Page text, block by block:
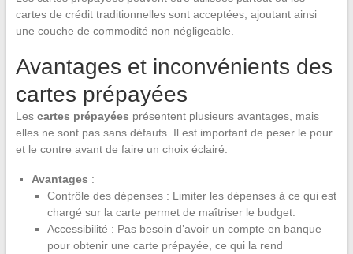
cartes de crédit traditionnelles sont acceptées, ajoutant ainsi
une couche de commodité non négligeable.
Avantages et inconvénients des
cartes prépayées
Les cartes prépayées présentent plusieurs avantages, mais
elles ne sont pas sans défauts. Il est important de peser le pour
et le contre avant de faire un choix éclairé.
Avantages :
Contrôle des dépenses : Limiter les dépenses à ce qui est
chargé sur la carte permet de maîtriser le budget.
Accessibilité : Pas besoin d’avoir un compte en banque
pour obtenir une carte prépayée, ce qui la rend